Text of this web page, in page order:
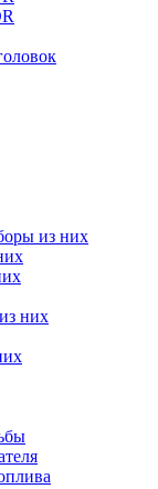
из них
них